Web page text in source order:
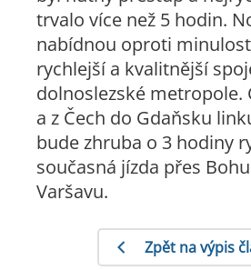
trvalo více než 5 hodin.
nabídnou oproti
rychlejší a kvalitnější
dolnoslezské metropole.
a z Čech do Gdaňsku
bude zhruba o 3 hodiny
současná jízda přes
Varšavu.
Zpět na výpis